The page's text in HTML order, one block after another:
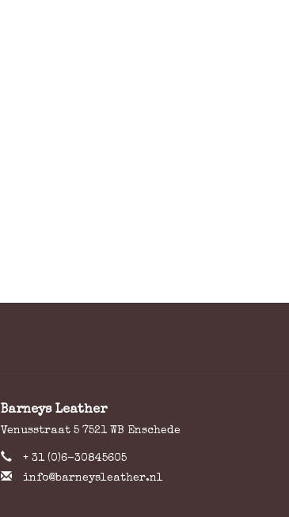
Barneys Leather
Venusstraat 5 7521 WB Enschede
+ 31 (0)6-30845605
info@barneysleather.nl